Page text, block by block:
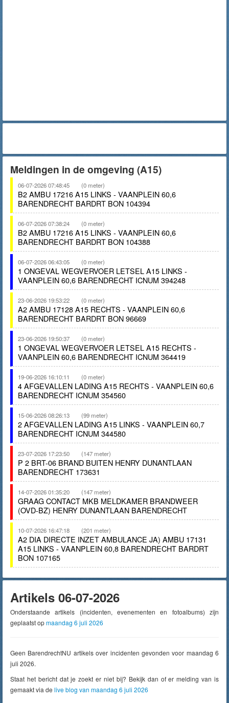
Meldingen in de omgeving (A15)
06-07-2026 07:48:45 (0 meter)
B2 AMBU 17216 A15 LINKS - VAANPLEIN 60,6
BARENDRECHT BARDRT BON 104394
06-07-2026 07:38:24 (0 meter)
B2 AMBU 17216 A15 LINKS - VAANPLEIN 60,6
BARENDRECHT BARDRT BON 104388
06-07-2026 06:43:05 (0 meter)
1 ONGEVAL WEGVERVOER LETSEL A15 LINKS -
VAANPLEIN 60,6 BARENDRECHT ICNUM 394248
23-06-2026 19:53:22 (0 meter)
A2 AMBU 17128 A15 RECHTS - VAANPLEIN 60,6
BARENDRECHT BARDRT BON 96669
23-06-2026 19:50:37 (0 meter)
1 ONGEVAL WEGVERVOER LETSEL A15 RECHTS -
VAANPLEIN 60,6 BARENDRECHT ICNUM 364419
19-06-2026 16:10:11 (0 meter)
4 AFGEVALLEN LADING A15 RECHTS - VAANPLEIN 60,6
BARENDRECHT ICNUM 354560
15-06-2026 08:26:13 (99 meter)
2 AFGEVALLEN LADING A15 LINKS - VAANPLEIN 60,7
BARENDRECHT ICNUM 344580
23-07-2026 17:23:50 (147 meter)
P 2 BRT-06 BRAND BUITEN HENRY DUNANTLAAN
BARENDRECHT 173631
14-07-2026 01:35:20 (147 meter)
GRAAG CONTACT MKB MELDKAMER BRANDWEER
(OVD-BZ) HENRY DUNANTLAAN BARENDRECHT
10-07-2026 16:47:18 (201 meter)
A2 DIA DIRECTE INZET AMBULANCE JA) AMBU 17131
A15 LINKS - VAANPLEIN 60,8 BARENDRECHT BARDRT
BON 107165
Artikels 06-07-2026
Onderstaande artikels (incidenten, evenementen en fotoalbums) zijn
geplaatst opmaandag 6 juli 2026
Geen BarendrechtNU artikels over incidenten gevonden voor maandag 6
juli 2026.
Staat het bericht dat je zoekt er niet bij? Bekijk dan of er melding van is
gemaakt via de live blog van maandag 6 juli 2026